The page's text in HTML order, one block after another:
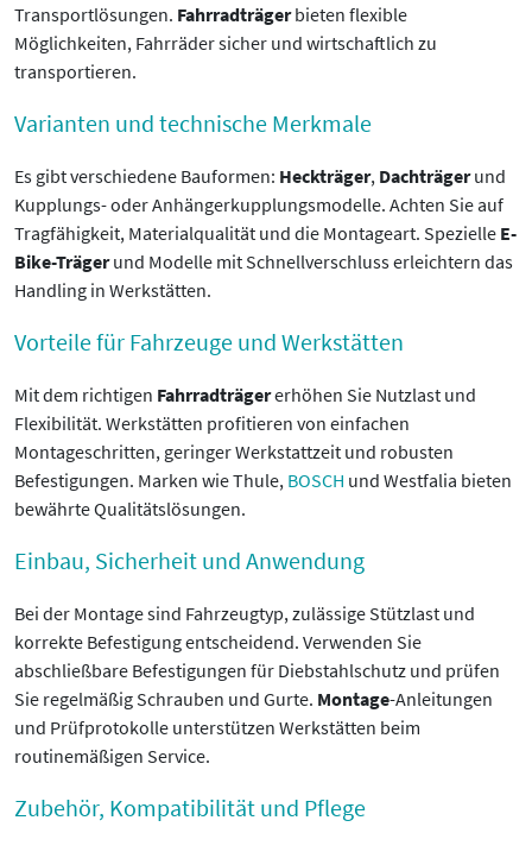
Transportlösungen. Fahrradträgerbieten flexible
Möglichkeiten, Fahrräder sicher und wirtschaftlich zu
transportieren.
Varianten und technische Merkmale
Es gibt verschiedene Bauformen: Heckträger, Dachträgerund
Kupplungs- oder Anhängerkupplungsmodelle. Achten Sie auf
Tragfähigkeit, Materialqualität und die Montageart. Spezielle E-
Bike-Trägerund Modelle mit Schnellverschluss erleichtern das
Handling in Werkstätten.
Vorteile für Fahrzeuge und Werkstätten
Mit dem richtigen Fahrradträgererhöhen Sie Nutzlast und
Flexibilität. Werkstätten profitieren von einfachen
Montageschritten, geringer Werkstattzeit und robusten
Befestigungen. Marken wie Thule, BOSCH und Westfalia bieten
bewährte Qualitätslösungen.
Einbau, Sicherheit und Anwendung
Bei der Montage sind Fahrzeugtyp, zulässige Stützlast und
korrekte Befestigung entscheidend. Verwenden Sie
abschließbare Befestigungen für Diebstahlschutz und prüfen
Sie regelmäßig Schrauben und Gurte. Montage-Anleitungen
und Prüfprotokolle unterstützen Werkstätten beim
routinemäßigen Service.
Zubehör, Kompatibilität und Pflege